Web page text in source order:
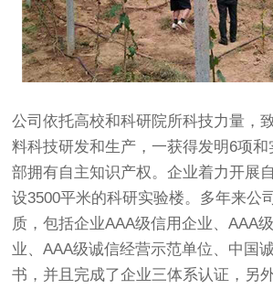
公司依托高校和科研院所科技力量，
料科技研发和生产，一获得发明6项
部拥有自主知识产权。企业着力开展
设3500平米的科研实验楼。多年来公
质，包括企业AAA级信用企业、AAA
业、AAA级诚信经营示范单位、中国
书，并且完成了企业三体系认证，另